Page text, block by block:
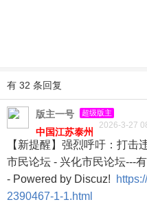
有 32 条回复
版主一号 超级版主
2026-3-27
中国江苏泰州
【新提醒】强烈呼吁：打击
市民论坛 - 兴化市民论坛---
- Powered by Discuz!
2390467-1-1.html